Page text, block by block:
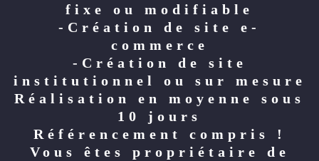
fixe ou modifiable
-Création de site e-
commerce
-Création de site
institutionnel ou sur mesure
Réalisation en moyenne sous
10 jours
Référencement compris !
Vous êtes propriétaire de